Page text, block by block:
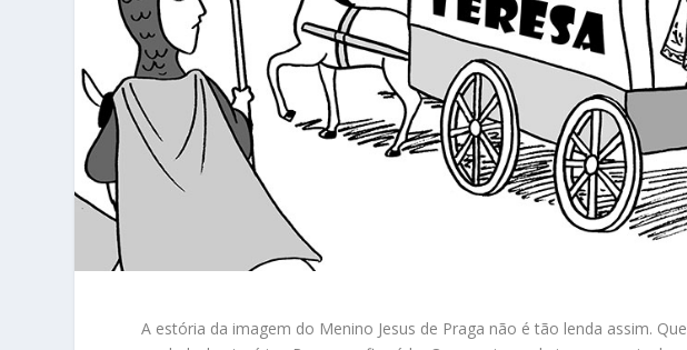
A estória da imagem do Menino Jesus de Praga não é tão lenda assim.